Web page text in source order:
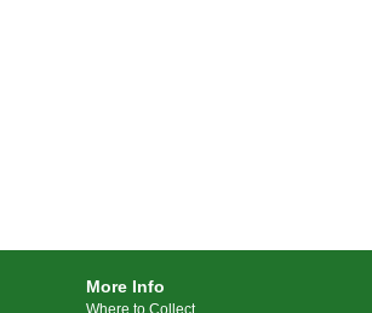
More Info
Where to Collect